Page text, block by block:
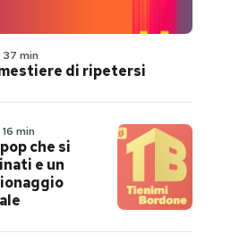
37 min
di ripetersi
16 min
che si
e un